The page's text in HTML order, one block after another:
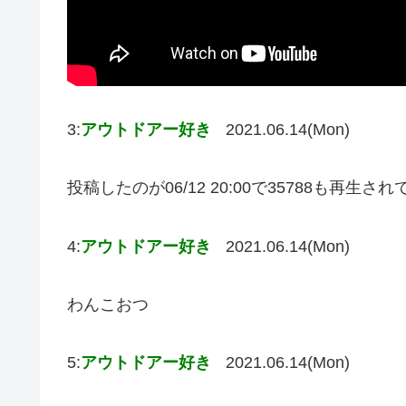
3:アウトドアー好き 2021.06.14(Mon)
投稿したのが06/12 20:00で35788も再生され
4:アウトドアー好き 2021.06.14(Mon)
わんこおつ
5:アウトドアー好き 2021.06.14(Mon)